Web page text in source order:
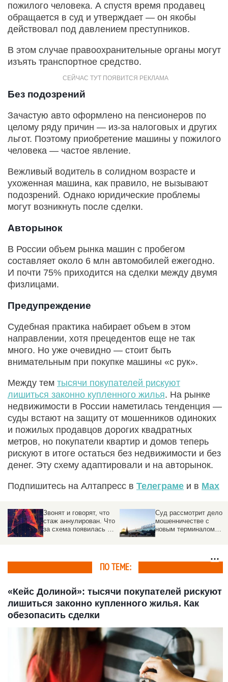
пожилого человека. А спустя время продавец
обращается в суд и утверждает — он якобы
действовал под давлением преступников.
В этом случае правоохранительные органы могут
изъять транспортное средство.
Без подозрений
Зачастую авто оформлено на пенсионеров по
целому ряду причин — из-за налоговых и других
льгот. Поэтому приобретение машины у пожилого
человека — частое явление.
Вежливый водитель в солидном возрасте и
ухоженная машина, как правило, не вызывают
подозрений. Однако юридические проблемы
могут возникнуть после сделки.
Авторынок
В России объем рынка машин с пробегом
составляет около 6 млн автомобилей ежегодно.
И почти 75% приходится на сделки между двумя
физлицами.
Предупреждение
Судебная практика набирает объем в этом
направлении, хотя прецедентов еще не так
много. Но уже очевидно — стоит быть
внимательным при покупке машины «с рук».
Между тем тысячи покупателей рискуют
лишиться законно купленного жилья. На рынке
недвижимости в России наметилась тенденция —
суды встают на защиту от мошенников одиноких
и пожилых продавцов дорогих квадратных
метров, но покупатели квартир и домов теперь
рискуют в итоге остаться без недвижимости и без
денег. Эту схему адаптировали и на авторынок.
Подпишитесь на Алтапресс в Телеграме и в Max
Звонят и говорят, что
стаж аннулирован. Что
за схема появилась в
Суд рассмотрит дело о
мошенничестве с
новым терминалом
ПО ТЕМЕ:
«Кейс Долиной»: тысячи покупателей рискуют
лишиться законно купленного жилья. Как
обезопасить сделки